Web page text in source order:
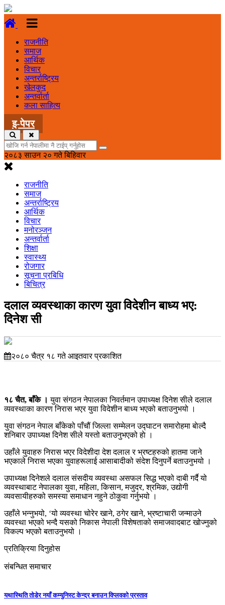
राजनीति
समाज
आर्थिक
विचार
अन्तर्राष्ट्रिय
खेलकुद
अन्तर्वार्ता
कला साहित्य
इ-पेपर
२०८३ साउन २० गते बिहिवार
राजनीति
समाज
अन्तर्राष्ट्रिय
आर्थिक
विचार
मनोरञ्जन
अन्तर्वार्ता
शिक्षा
स्वास्थ्य
रोजगार
सूचना प्रबिधि
बिचित्र
दलाल व्यवस्थाका कारण युवा विदेशीन बाध्य भए:
दिनेश सी
२०८० चैत्र १८ गते आइतवार प्रकाशित
१८ चैत, बाँके । युवा संगठन नेपालका निवर्तमान उपाध्यक्ष दिनेश सीले दलाल
व्यवस्थाका कारण निरास भएर युवा विदेशीन बाध्य भएको बताउनुभयो ।
युवा संगठन नेपाल बाँकेको पाँचौं जिल्ला सम्मेलन उद्घाटन समारोहमा बाेल्दै
शनिबार उपाध्यक्ष दिनेश सीले यस्तो बताउनुभएको हाे ।
उहाँले युवाहरु निरास भएर विदेशीदा देश दलाल र भ्रष्टहरुको हातमा जाने
भएकाले निरास भएका युवाहरूलाई आसाबादीको संदेश दिनुपर्ने बताउनुभयो ।
उपाध्यक्ष दिनेशले दलाल संसदीय व्यवस्था असफल सिद्ध भएको दाबी गर्दै यो
व्यवस्थाबाट नेपालका युवा, महिला, किसान, मजुदर, श्रमिक, उद्योगी
व्यवसायीहरुको समस्या समाधान नहुने ठोकुवा गर्नुभयो ।
उहाँले भन्नुभयो, ‘यो व्यवस्था चोरेर खाने, ठगेर खाने, भ्रष्टाचारी जन्माउने
व्यवस्था भएको भन्दै यसको निकास नेपाली विशेषताको समाजवादबाट खोज्नुको
विकल्प भएको बताउनुभयो ।
प्रतिक्रिया दिनुहोस
संबन्धित समाचार
यथास्थिति तोडेर नयाँ कम्युनिस्ट केन्द्र बनाउन विप्लवको प्रस्ताव